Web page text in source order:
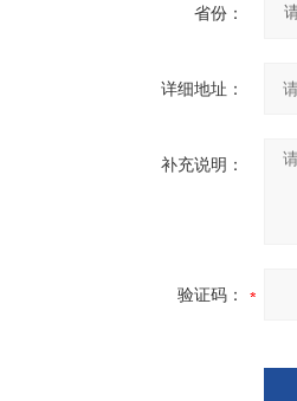
省份：
详细地址：
补充说明：
验证码：